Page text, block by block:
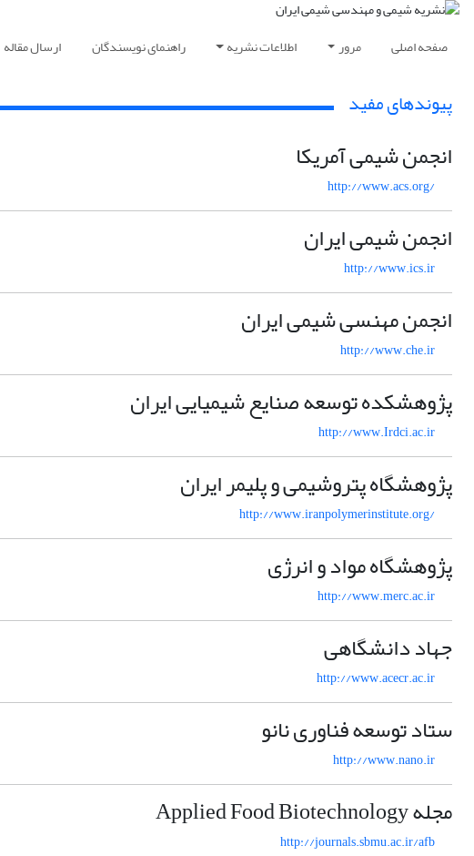
صفحه اصلی مرور اطلاعات نشریه راهنمای نویسندگان ارسال مقاله
پیوندهای مفید
انجمن شیمی آمریکا
http://www.acs.org/
انجمن شیمی ایران
http://www.ics.ir
انجمن مهنسی شیمی ایران
http://www.che.ir
پژوهشکده توسعه صنایع شیمیایی ایران
http://www.Irdci.ac.ir
پژوهشگاه پتروشیمی و پلیمر ایران
http://www.iranpolymerinstitute.org/
پژوهشگاه مواد و انرژی
http://www.merc.ac.ir
جهاد دانشگاهی
http://www.acecr.ac.ir
ستاد توسعه فناوری نانو
http://www.nano.ir
مجله Applied Food Biotechnology
http://journals.sbmu.ac.ir/afb